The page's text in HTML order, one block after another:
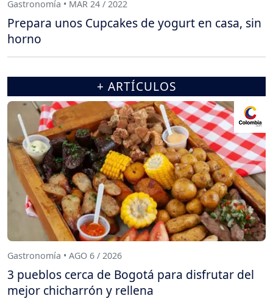
Gastronomía • MAR 24 / 2022
Prepara unos Cupcakes de yogurt en casa, sin
horno
+ ARTÍCULOS
Gastronomía • AGO 6 / 2026
3 pueblos cerca de Bogotá para disfrutar del
mejor chicharrón y rellena